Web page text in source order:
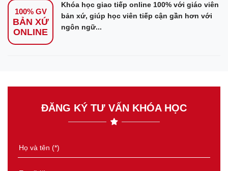
100% GV
BẢN XỨ
ONLINE
Khóa học giao tiếp online 100% với giáo viên
bản xứ, giúp học viên tiếp cận gần hơn với
ngôn ngữ...
ĐĂNG KÝ TƯ VẤN KHÓA HỌC